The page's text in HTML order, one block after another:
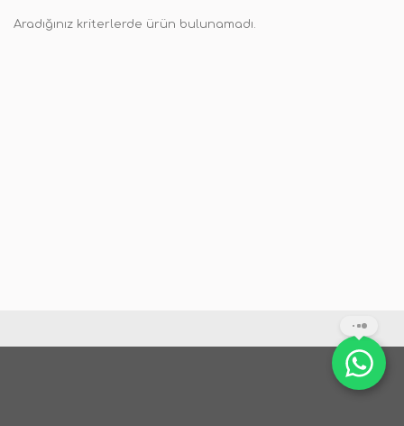
Aradığınız kriterlerde ürün bulunamadı.